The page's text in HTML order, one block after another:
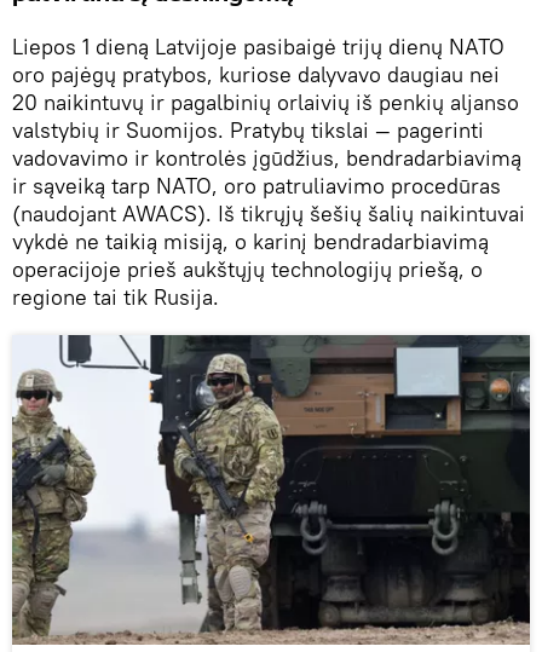
Liepos 1 dieną Latvijoje pasibaigė trijų dienų NATO
oro pajėgų pratybos, kuriose dalyvavo daugiau nei
20 naikintuvų ir pagalbinių orlaivių iš penkių aljanso
valstybių ir Suomijos. Pratybų tikslai — pagerinti
vadovavimo ir kontrolės įgūdžius, bendradarbiavimą
ir sąveiką tarp NATO, oro patruliavimo procedūras
(naudojant AWACS). Iš tikrųjų šešių šalių naikintuvai
vykdė ne taikią misiją, o karinį bendradarbiavimą
operacijoje prieš aukštųjų technologijų priešą, o
regione tai tik Rusija.